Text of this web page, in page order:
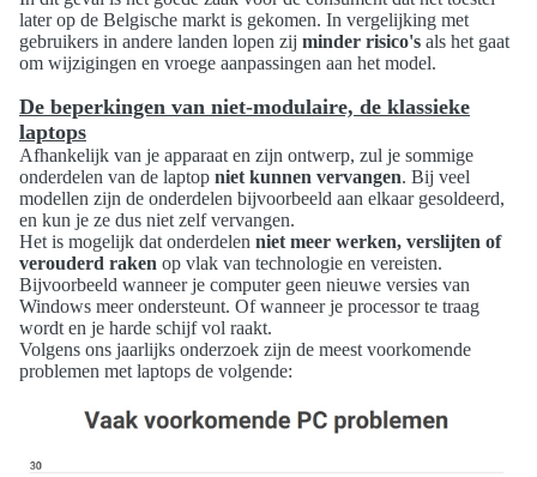
later op de Belgische markt is gekomen. In vergelijking met
gebruikers in andere landen lopen zij minder risico's als het gaat
om wijzigingen en vroege aanpassingen aan het model.
De beperkingen van niet-modulaire, de klassieke
laptops
Afhankelijk van je apparaat en zijn ontwerp, zul je sommige
onderdelen van de laptop niet kunnen vervangen. Bij veel
modellen zijn de onderdelen bijvoorbeeld aan elkaar gesoldeerd,
en kun je ze dus niet zelf vervangen.
Het is mogelijk dat onderdelen niet meer werken, verslijten of
verouderd raken op vlak van technologie en vereisten.
Bijvoorbeeld wanneer je computer geen nieuwe versies van
Windows meer ondersteunt. Of wanneer je processor te traag
wordt en je harde schijf vol raakt.
Volgens ons jaarlijks onderzoek zijn de meest voorkomende
problemen met laptops de volgende: